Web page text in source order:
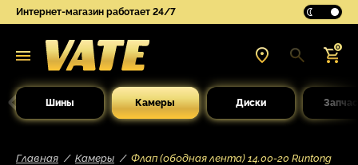
Интернет-магазин работает 24/7
0
Шины Камеры Диски
Главная Камеры Флап (ободная лента) 14.00-20 Runtong